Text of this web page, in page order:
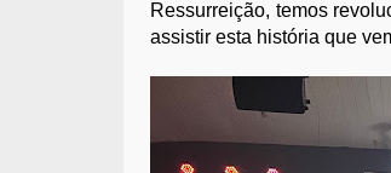
Ressurreição, temos
assistir esta história que